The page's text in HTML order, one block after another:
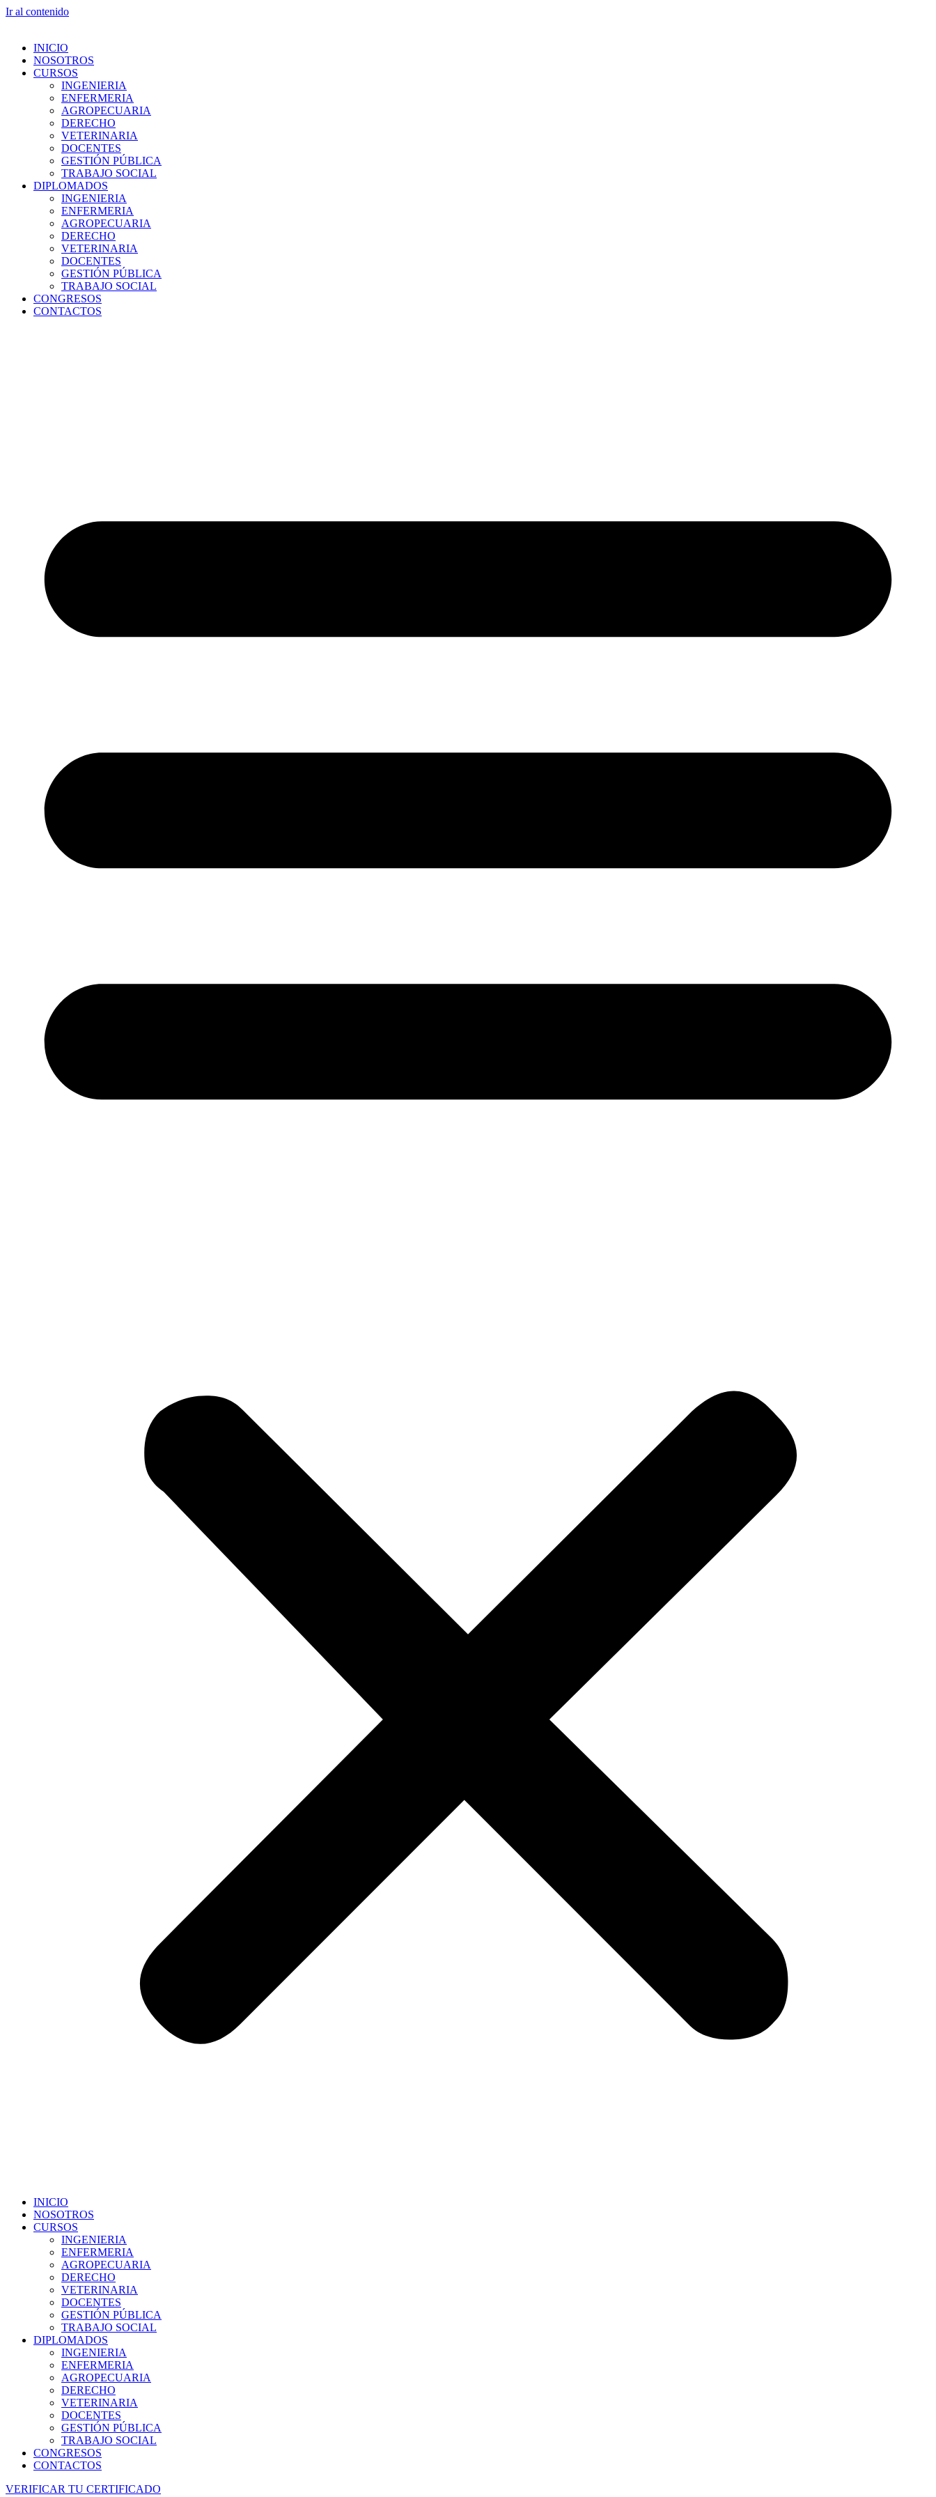
Ir al contenido
INICIO
NOSOTROS
CURSOS
INGENIERIA
ENFERMERIA
AGROPECUARIA
DERECHO
VETERINARIA
DOCENTES
GESTIÓN PÚBLICA
TRABAJO SOCIAL
DIPLOMADOS
INGENIERIA
ENFERMERIA
AGROPECUARIA
DERECHO
VETERINARIA
DOCENTES
GESTIÓN PÚBLICA
TRABAJO SOCIAL
CONGRESOS
CONTACTOS
INICIO
NOSOTROS
CURSOS
INGENIERIA
ENFERMERIA
AGROPECUARIA
DERECHO
VETERINARIA
DOCENTES
GESTIÓN PÚBLICA
TRABAJO SOCIAL
DIPLOMADOS
INGENIERIA
ENFERMERIA
AGROPECUARIA
DERECHO
VETERINARIA
DOCENTES
GESTIÓN PÚBLICA
TRABAJO SOCIAL
CONGRESOS
CONTACTOS
VERIFICAR TU CERTIFICADO